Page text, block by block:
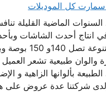
سمارت كل الموديلات
الماضية القليلة
انتاج أحدث الشاشات
وبأحجام متنوعة
والوان طبيعية تشعر
بألوانها الزاهية و
ولدى شركتنا عدة عروض على